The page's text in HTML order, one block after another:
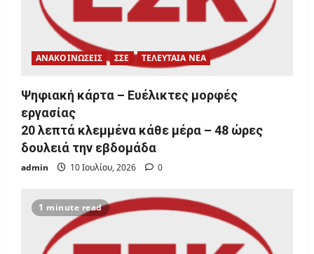
ΑΝΑΚΟΙΝΩΣΕΙΣ ΣΣΕ ΤΕΛΕΥΤΑΙΑ ΝΕΑ
Ψηφιακή κάρτα – Ευέλικτες μορφές
εργασίας
20 λεπτά κλεμμένα κάθε μέρα – 48 ώρες
δουλειά την εβδομάδα
admin 10 Ιουλίου, 2026 0
1 minute read